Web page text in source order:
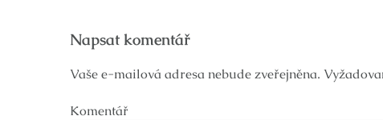
pro
příspěvek
Napsat komentář
Vaše e-mailová adresa nebude zveřejněna.
Komentář